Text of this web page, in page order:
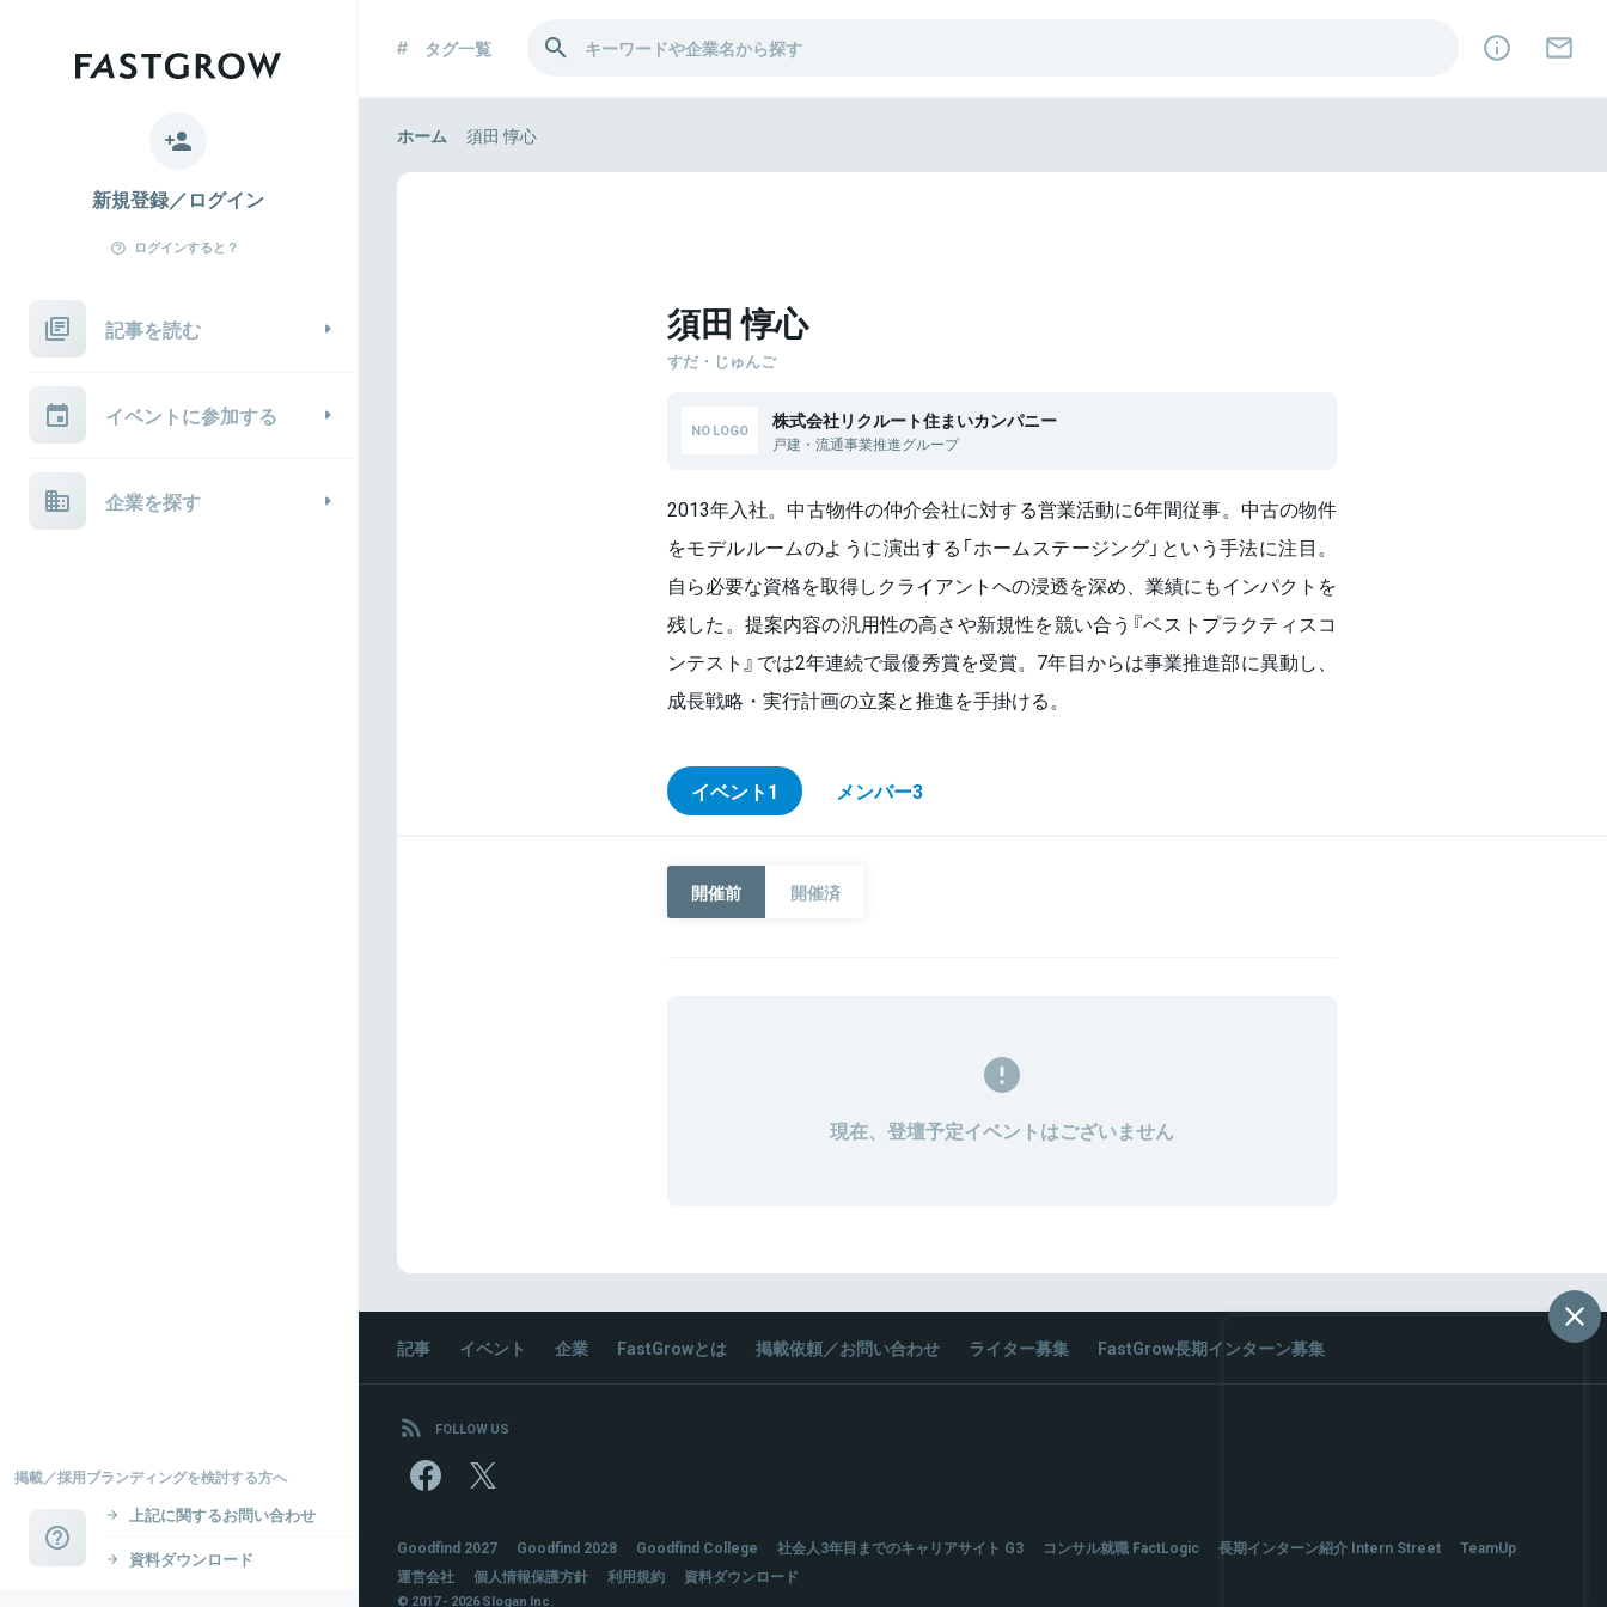
新規登録／ログイン
ログインすると？
記事を読む
イベントに参加する
企業を探す
掲載／採用ブランディングを検討する方へ
上記に関するお問い合わせ
資料ダウンロード
タグ一覧
ホーム 須田 惇心
須田 惇心
すだ・じゅんご
株式会社リクルート住まいカンパニー
戸建・流通事業推進グループ
2013年入社。中古物件の仲介会社に対する営業活動に6年間従事。中古の物件
をモデルルームのように演出する「ホームステージング」という手法に注目。
自ら必要な資格を取得しクライアントへの浸透を深め、業績にもインパクトを
残した。提案内容の汎用性の高さや新規性を競い合う『ベストプラクティスコ
ンテスト』では2年連続で最優秀賞を受賞。7年目からは事業推進部に異動し、
成長戦略・実行計画の立案と推進を手掛ける。
イベント1 メンバー3
開催前 開催済
現在、登壇予定イベントはございません
記事 イベント 企業 FastGrowとは 掲載依頼／お問い合わせ ライター募集 FastGrow長期インターン募集
FOLLOW US
Goodfind 2027 Goodfind 2028 Goodfind College 社会人3年目までのキャリアサイト G3 コンサル就職 FactLogic 長期インターン紹介 Intern Street
TeamUp
運営会社
個人情報保護方針 利用規約 資料ダウンロード
© 2017 - 2026 Slogan Inc.